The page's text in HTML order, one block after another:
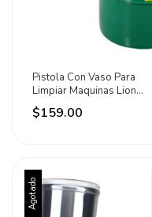
Pistola Con Vaso Para
Limpiar Maquinas Lion
Tools Verde
$159.00
Agotado